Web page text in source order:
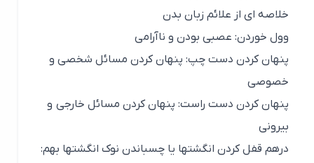
خلاصه ای از علائم زبان بدن
وول خوردن: عصبی بودن و ناآرامی
پنهان کردن دست چپ: پنهان کردن مسائل شخصی و
خصوصی
پنهان کردن دست راست: پنهان کردن مسائل خارجی و
بیرونی
درهم قفل کردن انگشتها یا چسباندن نوک انگشتها بهم: